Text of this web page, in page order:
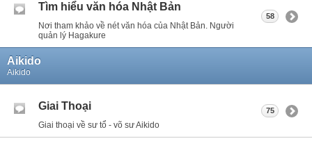
Tìm hiểu văn hóa Nhật Bản
Nơi tham khảo về nét văn hóa của Nhật Bản. Người
quản lý Hagakure
58
Aikido
Aikido
Giai Thoại
Giai thoại về sư tổ - võ sư Aikido
75